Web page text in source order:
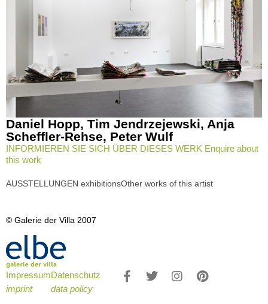
Daniel Hopp, Tim Jendrzejewski, Anja
Scheffler-Rehse, Peter Wulf
INFORMIEREN SIE SICH ÜBER DIESES WERK Enquire about
this work
AUSSTELLUNGEN exhibitionsOther works of this artist
© Galerie der Villa 2007
Impressum
imprint
Datenschutz
data policy